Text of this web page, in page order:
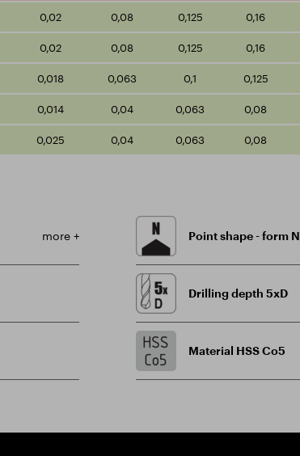
0,02 0,08 0,125 0,16
0,02 0,08 0,125 0,16
0,018 0,063 0,1 0,125
0,014 0,04 0,063 0,08
0,025 0,04 0,063 0,08
more + Point shape - form N
Drilling depth 5xD
Material HSS Co5